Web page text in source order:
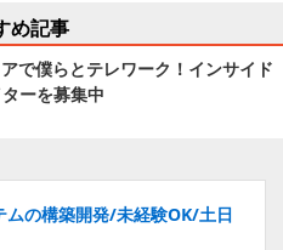
め記事
で僕らとテレワーク！インサイド
ーを募集中
の構築開発/未経験OK/土日